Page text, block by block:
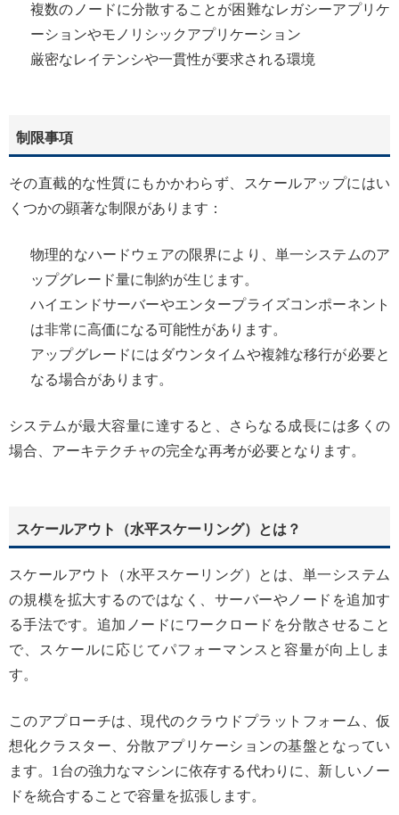
複数のノードに分散することが困難なレガシーアプリケ
ーションやモノリシックアプリケーション
厳密なレイテンシや一貫性が要求される環境
制限事項
その直截的な性質にもかかわらず、スケールアップにはい
くつかの顕著な制限があります：
物理的なハードウェアの限界により、単一システムのア
ップグレード量に制約が生じます。
ハイエンドサーバーやエンタープライズコンポーネント
は非常に高価になる可能性があります。
アップグレードにはダウンタイムや複雑な移行が必要と
なる場合があります。
システムが最大容量に達すると、さらなる成長には多くの
場合、アーキテクチャの完全な再考が必要となります。
スケールアウト（水平スケーリング）とは？
スケールアウト（水平スケーリング）とは、単一システム
の規模を拡大するのではなく、サーバーやノードを追加す
る手法です。追加ノードにワークロードを分散させること
で、スケールに応じてパフォーマンスと容量が向上しま
す。
このアプローチは、現代のクラウドプラットフォーム、仮
想化クラスター、分散アプリケーションの基盤となってい
ます。1台の強力なマシンに依存する代わりに、新しいノー
ドを統合することで容量を拡張します。